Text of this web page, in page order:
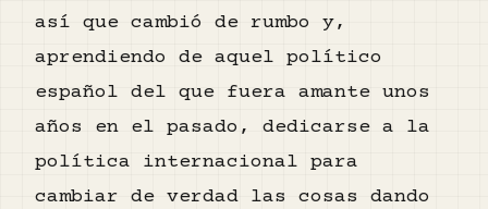
así que cambió de rumbo y,
aprendiendo de aquel político
español del que fuera amante unos
años en el pasado, dedicarse a la
política internacional para
cambiar de verdad las cosas dando